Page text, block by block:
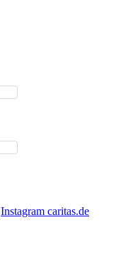
Instagram caritas.de